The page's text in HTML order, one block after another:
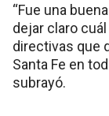
“Fue una
dejar claro
directivas que
Santa Fe en
subrayó.